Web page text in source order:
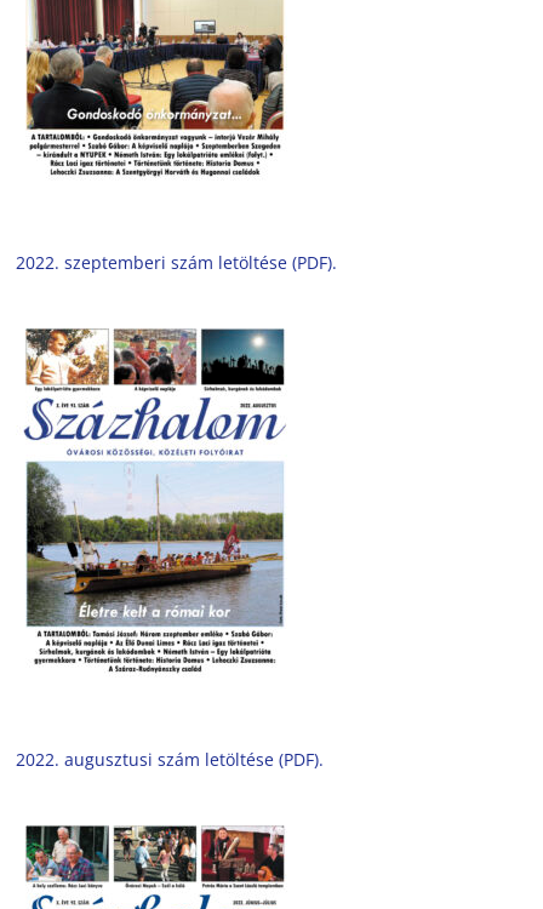
2022. szeptemberi szám letöltése (PDF).
2022. augusztusi szám letöltése (PDF).